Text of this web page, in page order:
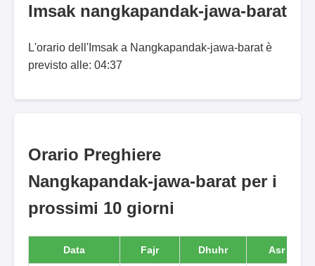
Imsak nangkapandak-jawa-barat
L'orario dell'Imsak a Nangkapandak-jawa-barat è
previsto alle: 04:37
Orario Preghiere
Nangkapandak-jawa-barat per i
prossimi 10 giorni
Data Fajr Dhuhr Asr